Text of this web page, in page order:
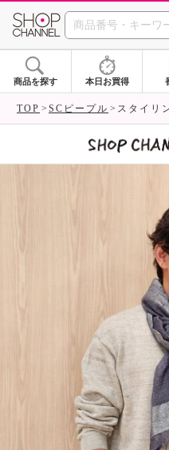
商品を探す 本日お買得
TOP SCピープル スタイリ